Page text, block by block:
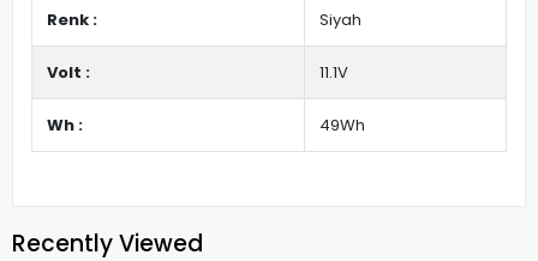
Renk : Siyah
Volt : 11.1V
Wh : 49Wh
Recently Viewed